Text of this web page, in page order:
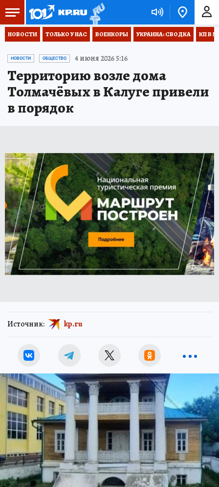
НОВОСТИ ТОЛЬКО У НАС ВОЕНКОРЫ УКРАИНА: СВОДКА КП В
НОВОСТИ ОБЩЕСТВО 4 июня 2026 5:16
Территорию возле дома
Толмачёвых в Калуге привели
в порядок
Источник: kp.ru